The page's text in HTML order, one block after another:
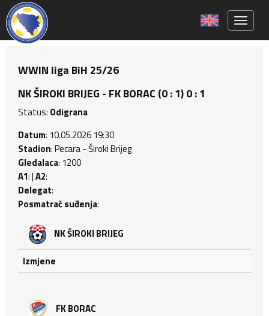
WWIN liga BiH 25/26
NK ŠIROKI BRIJEG - FK BORAC (0 : 1) 0 : 1
Status: Odigrana
Datum: 10.05.2026 19:30
Stadion: Pecara - Široki Brijeg
Gledalaca: 1200
A1: |A2:
Delegat:
Posmatrač suđenja:
NK ŠIROKI BRIJEG
Izmjene
FK BORAC